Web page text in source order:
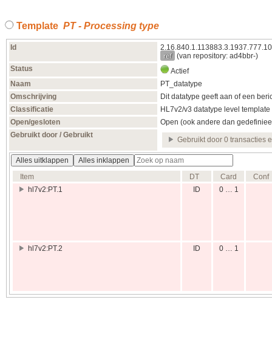
Template PT - Processing type
Id
ref (van repository: ad4bbr-)
Status
Actief
Naam
PT_datatype
Omschrijving
Dit datatype geeft aan of een
Classificatie
HL7v2/v3 datatype level template
Open/gesloten
Open (ook andere dan
Gebruikt door / Gebruikt
Gebruikt door 0 transacties
Alles uitklappen
Alles inklappen
Item
DT Card
Conf
hl7v2:PT.1
ID 0 … 1
hl7v2:PT.2 ID 0 … 1